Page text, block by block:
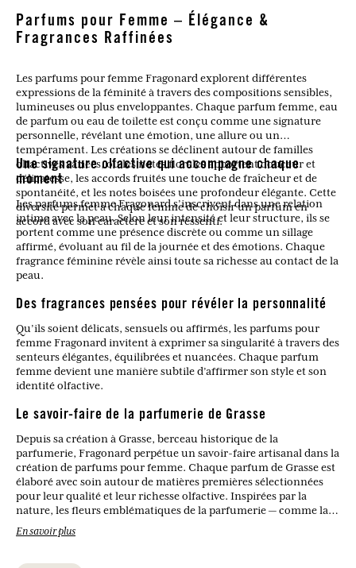
Parfums pour Femme – Élégance &
Fragrances Raffinées
Les parfums pour femme Fragonard explorent différentes
expressions de la féminité à travers des compositions sensibles,
lumineuses ou plus enveloppantes. Chaque parfum femme, eau
de parfum ou eau de toilette est conçu comme une signature
personnelle, révélant une émotion, une allure ou un
tempérament. Les créations se déclinent autour de familles
olfactives variées, où les notes florales apportent douceur et
délicatesse, les accords fruités une touche de fraîcheur et de
spontanéité, et les notes boisées une profondeur élégante. Cette
diversité permet à chaque femme de choisir un parfum en
accord avec son caractère et son ressenti.
Une signature olfactive qui accompagne chaque
moment
Les parfums femme Fragonard s’inscrivent dans une relation
intime avec la peau. Selon leur intensité et leur structure, ils se
portent comme une présence discrète ou comme un sillage
affirmé, évoluant au fil de la journée et des émotions. Chaque
fragrance féminine révèle ainsi toute sa richesse au contact de la
peau.
Des fragrances pensées pour révéler la personnalité
Qu’ils soient délicats, sensuels ou affirmés, les parfums pour
femme Fragonard invitent à exprimer sa singularité à travers des
senteurs élégantes, équilibrées et nuancées. Chaque parfum
femme devient une manière subtile d’affirmer son style et son
identité olfactive.
Le savoir-faire de la parfumerie de Grasse
Depuis sa création à Grasse, berceau historique de la
parfumerie, Fragonard perpétue un savoir-faire artisanal dans la
création de parfums pour femme. Chaque parfum de Grasse est
élaboré avec soin autour de matières premières sélectionnées
pour leur qualité et leur richesse olfactive. Inspirées par la
nature, les fleurs emblématiques de la parfumerie — comme la
rose, le jasmin ou la fleur d’oranger — se mêlent à des notes
modernes pour donner naissance à des fragrances féminines
En savoir plus